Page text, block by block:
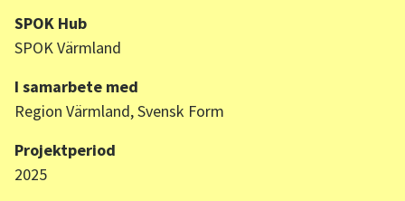
SPOK Hub
SPOK Värmland
I samarbete med
Region Värmland, Svensk Form
Projektperiod
2025